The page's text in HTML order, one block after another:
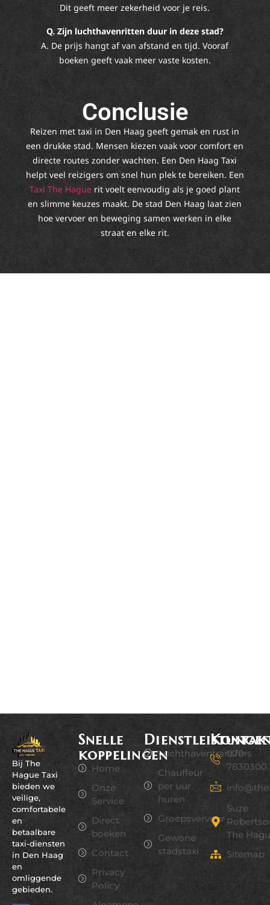
Dit geeft meer zekerheid voor je reis.
Q. Zijn luchthavenritten duur in deze stad?
A. De prijs hangt af van afstand en tijd. Vooraf
boeken geeft vaak meer vaste kosten.
Conclusie
Reizen met taxi in Den Haag geeft gemak en rust in
een drukke stad. Mensen kiezen vaak voor comfort en
directe routes zonder wachten. Een Den Haag Taxi
helpt veel reizigers om snel hun plek te bereiken. Een
Taxi The Hague rit voelt eenvoudig als je goed plant
en slimme keuzes maakt. De stad Den Haag laat zien
hoe vervoer en beweging samen werken in elke
straat en elke rit.
Bij The
Hague Taxi
bieden we
veilige,
comfortabele
en
betaalbare
taxi-diensten
in Den Haag
en
omliggende
gebieden.
Snelle
koppelingen
Home
Onze
Service
Direct
boeken
Contact
Privacy
Policy
Luchthaventransfers
Chauffeur
per uur
huren
Groepsvervoer
Gewone
stadstaxi
070-
7830300
Suze
The
Sitemap